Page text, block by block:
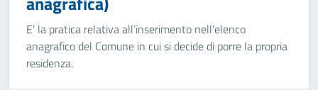
E’ la pratica relativa all’inserimento nell’elenco
anagrafico del Comune in cui si decide di porre la propria
residenza.